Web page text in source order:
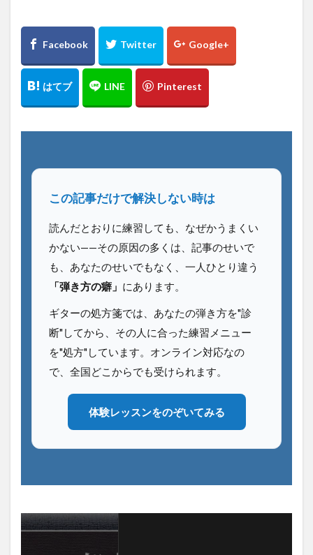
この記事だけで解決しない時は
読んだとおりに練習しても、なぜかうまくい
かない——その原因の多くは、記事のせいで
も、あなたのせいでもなく、一人ひとり違う
「弾き方の癖」 にあります。
ギターの処方箋では、あなたの弾き方を"診
断"してから、その人に合った練習メニュー
を"処方"しています。オンライン対応なの
で、全国どこからでも受けられます。
体験レッスンをのぞいてみる